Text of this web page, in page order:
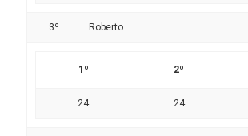
3º Roberto...
1º 2º
24 24